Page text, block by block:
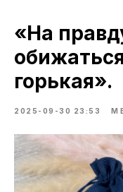
«На
горькая».
2025-09-30 23:53